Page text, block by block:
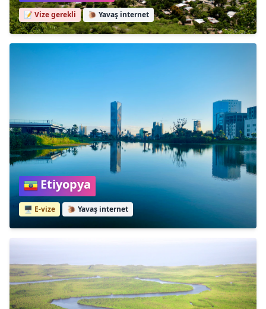
📝 Vize gerekli 🐌 Yavaş internet
Etiyopya
🖥️ E-vize 🐌 Yavaş internet